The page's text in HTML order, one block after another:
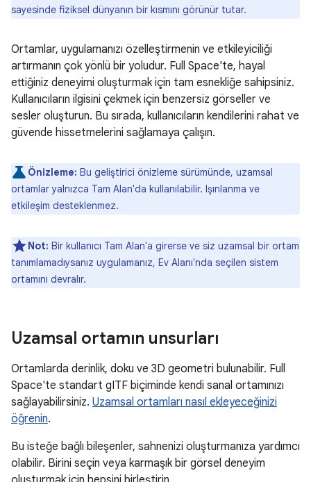
sayesinde fiziksel dünyanın bir kısmını görünür tutar.
Ortamlar, uygulamanızı özelleştirmenin ve etkileyiciliği
artırmanın çok yönlü bir yoludur. Full Space'te, hayal
ettiğiniz deneyimi oluşturmak için tam esnekliğe sahipsiniz.
Kullanıcıların ilgisini çekmek için benzersiz görseller ve
sesler oluşturun. Bu sırada, kullanıcıların kendilerini rahat ve
güvende hissetmelerini sağlamaya çalışın.
Önizleme: Bu geliştirici önizleme sürümünde, uzamsal
ortamlar yalnızca Tam Alan'da kullanılabilir. Işınlanma ve
etkileşim desteklenmez.
Not: Bir kullanıcı Tam Alan'a girerse ve siz uzamsal bir ortam
tanımlamadıysanız uygulamanız, Ev Alanı'nda seçilen sistem
ortamını devralır.
Uzamsal ortamın unsurları
Ortamlarda derinlik, doku ve 3D geometri bulunabilir. Full
Space'te standart gITF biçiminde kendi sanal ortamınızı
sağlayabilirsiniz. Uzamsal ortamları nasıl ekleyeceğinizi
öğrenin.
Bu isteğe bağlı bileşenler, sahnenizi oluşturmanıza yardımcı
olabilir. Birini seçin veya karmaşık bir görsel deneyim